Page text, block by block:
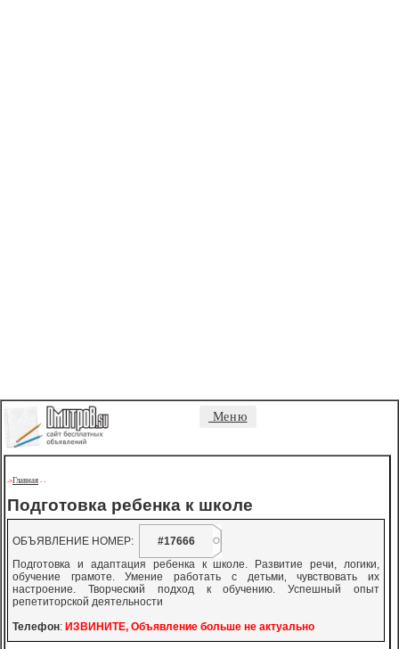
Меню
->Главная - -
Подготовка ребенка к школе
ОБЪЯВЛЕНИЕ НОМЕР:
#17666
Подготовка и адаптация ребенка к школе. Развитие речи, логики,
обучение грамоте. Умение работать с детьми‚ чувствовать их
настроение. Творческий подход к обучению. Успешный опыт
репетиторской деятельности
Телефон: ИЗВИНИТЕ, Объявление больше не актуально